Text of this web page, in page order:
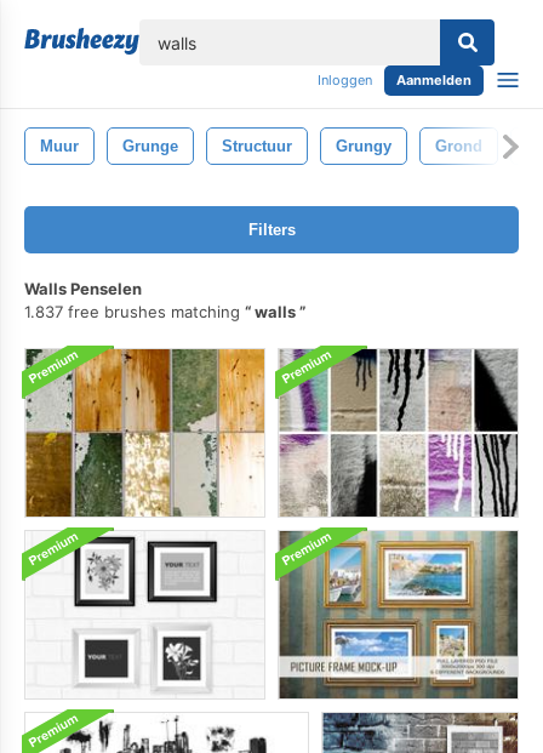
Inloggen Aanmelden
Muur Grunge Structuur Grungy Grond
Filters
Walls Penselen
1.837 free brushes matching
walls